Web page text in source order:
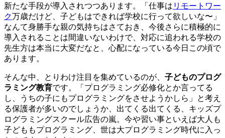
新たな手段が導入されつつあります。「仕事は リモートワー
ク万歳だけど、子どもはできれば学校に行って欲しいな〜」
なんて身勝手な親の気持ちはさておき、今後さらに積極的に
導入されることは間違いないわけで、対応に追われる学校の
先生方は本当に大変だなと、心配になっている今日この頃で
あります。
そんな中、とりわけ注目を集めているのが、 子どものプログ
ラミング教育です。「プログラミング必修化とか言ってる
し、うちの子にもプログラミングをさせようかしら」と考え
る保護者が多いのでしょうか、出てくる出てくる、キッズプ
ログラミングスクール広告の嵐。今や習い事といえば大人も
子どももプログラミング 、世は大プログラミング時代に入っ